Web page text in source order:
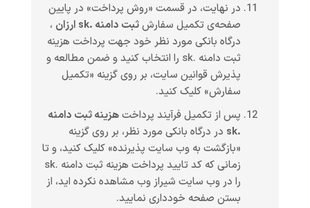
در نهایت، در قسمت «روش پرداخت» در پایین
صفحه‌ی تکمیل سفارشثبت دامنه .sk ارزان
،
درگاه بانکی مورد نظر خود جهت پرداخت هزینه
ثبت دامنه .sk را انتخاب کنید و ضمن مطالعه و
پذیرش قوانین سایت، بر روی گزینه «تکمیل
سفارش» کلیک کنید.
پس از تکمیل فرآیند پرداختهزینه ثبت دامنه
.sk
در درگاه بانکی مورد نظر، بر روی گزینه
«بازگشت به وب سایت پذیرنده» کلیک کنید، و تا
زمانی که کد تایید پرداخت هزینه ثبت دامنه .sk
را در وب سایت شیراز وب مشاهده نکرده اید، از
بستن صفحه خودداری نمایید.